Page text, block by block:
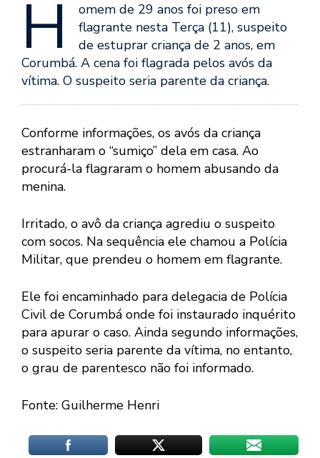
H
omem de 29 anos foi preso em
flagrante nesta Terça (11), suspeito
de estuprar criança de 2 anos, em
Corumbá. A cena foi flagrada pelos avós da
vítima. O suspeito seria parente da criança.
Conforme informações, os avós da criança
estranharam o “sumiço” dela em casa. Ao
procurá-la flagraram o homem abusando da
menina.
Irritado, o avô da criança agrediu o suspeito
com socos. Na sequência ele chamou a Polícia
Militar, que prendeu o homem em flagrante.
Ele foi encaminhado para delegacia de Polícia
Civil de Corumbá onde foi instaurado inquérito
para apurar o caso. Ainda segundo informações,
o suspeito seria parente da vítima, no entanto,
o grau de parentesco não foi informado.
Fonte: Guilherme Henri